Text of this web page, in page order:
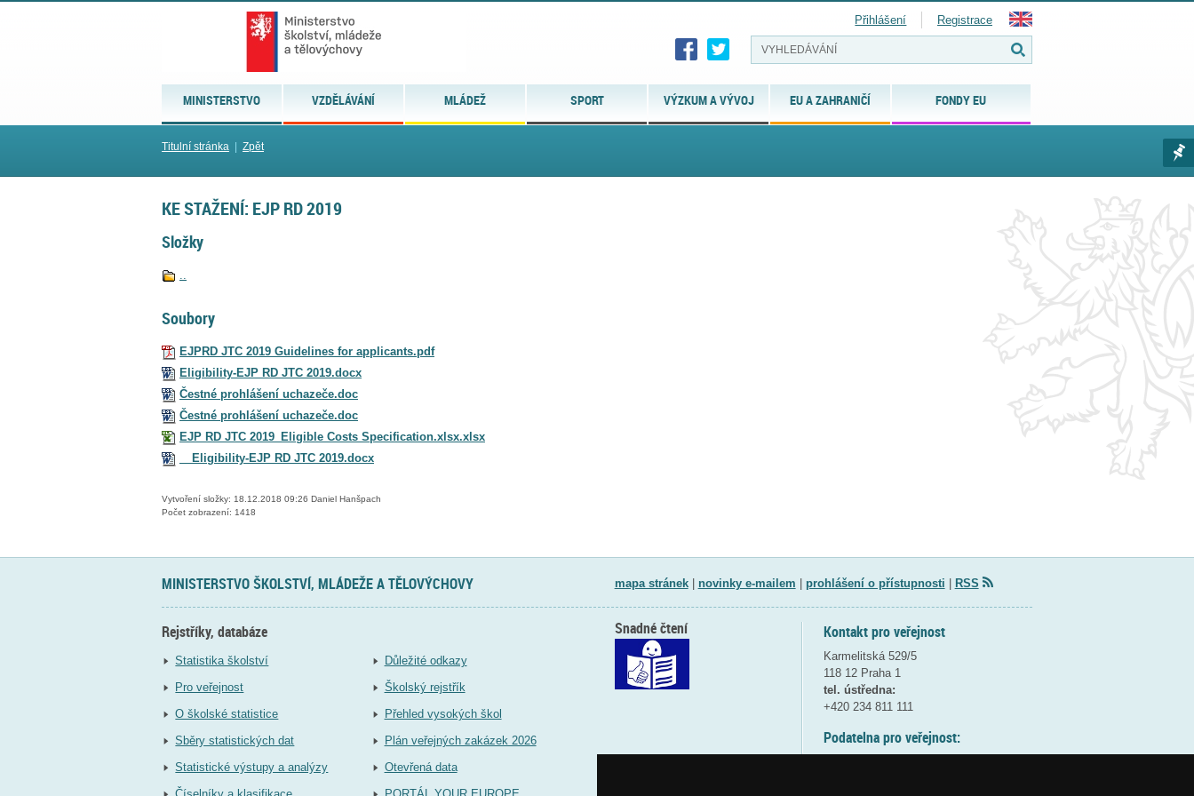
MINISTERSTVO VZDĚLÁVÁNÍ MLÁDEŽ SPORT VÝZKUM A VÝVOJ EU A ZAHRANIČÍ FONDY EU
Přihlášení Registrace
Titulní stránka Zpět
KE STAŽENÍ: EJP RD 2019
Složky
..
Soubory
EJPRD JTC 2019 Guidelines for applicants.pdf
Eligibility-EJP RD JTC 2019.docx
Čestné prohlášení uchazeče.doc
Čestné prohlášení uchazeče.doc
EJP RD JTC 2019_Eligible Costs Specification.xlsx.xlsx
__Eligibility-EJP RD JTC 2019.docx
Vytvoření složky: 18.12.2018 09:26 Daniel Hanšpach
Počet zobrazení: 1418
MINISTERSTVO ŠKOLSTVÍ, MLÁDEŽE A TĚLOVÝCHOVY mapa stránek| novinky e-mailem prohlášení o přístupnosti RSS
Rejstříky, databáze
Statistika školství
Pro veřejnost
O školské statistice
Sběry statistických dat
Statistické výstupy a analýzy
Důležité odkazy
Školský rejstřík
Přehled vysokých škol
Plán veřejných zakázek 2026
Otevřená data
Kontakt pro veřejnost
Karmelitská 529/5
118 12 Praha 1
tel. ústředna:
+420 234 811 111
Podatelna pro veřejnost:
Snadné čtení